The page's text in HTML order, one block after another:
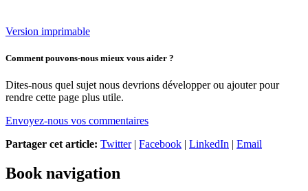
Version imprimable
Comment pouvons-nous mieux vous aider ?
Dites-nous quel sujet nous devrions développer ou ajouter pour
rendre cette page plus utile.
Envoyez-nous vos commentaires
Partager cet article: Twitter| Facebook | LinkedIn | Email
Book navigation